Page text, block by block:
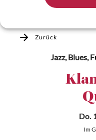
Zurück
Jazz, Blues,
Do.
Im